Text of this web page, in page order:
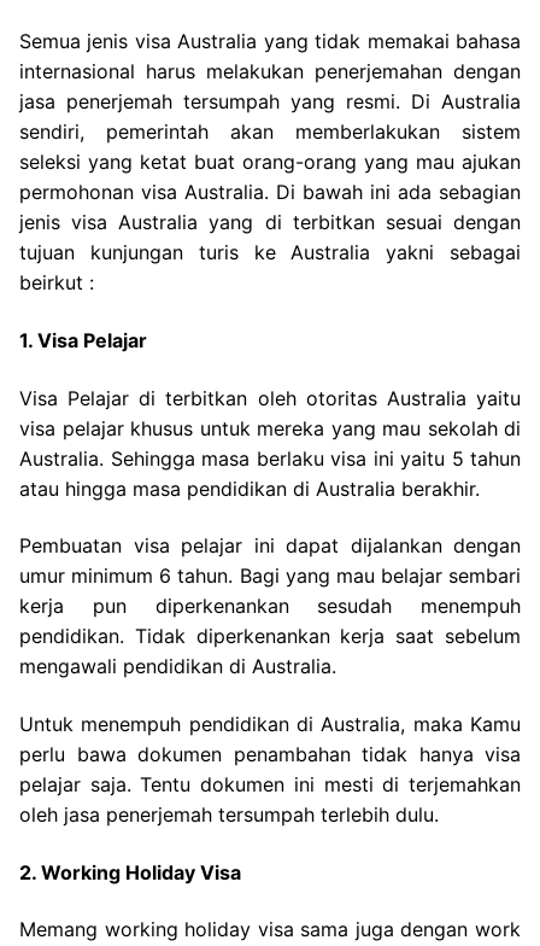
Semua jenis visa Australia yang tidak memakai bahasa
internasional harus melakukan penerjemahan dengan
jasa penerjemah tersumpah yang resmi. Di Australia
sendiri, pemerintah akan memberlakukan sistem
seleksi yang ketat buat orang-orang yang mau ajukan
permohonan visa Australia. Di bawah ini ada sebagian
jenis visa Australia yang di terbitkan sesuai dengan
tujuan kunjungan turis ke Australia yakni sebagai
beirkut :
1. Visa Pelajar
Visa Pelajar di terbitkan oleh otoritas Australia yaitu
visa pelajar khusus untuk mereka yang mau sekolah di
Australia. Sehingga masa berlaku visa ini yaitu 5 tahun
atau hingga masa pendidikan di Australia berakhir.
Pembuatan visa pelajar ini dapat dijalankan dengan
umur minimum 6 tahun. Bagi yang mau belajar sembari
kerja pun diperkenankan sesudah menempuh
pendidikan. Tidak diperkenankan kerja saat sebelum
mengawali pendidikan di Australia.
Untuk menempuh pendidikan di Australia, maka Kamu
perlu bawa dokumen penambahan tidak hanya visa
pelajar saja. Tentu dokumen ini mesti di terjemahkan
oleh jasa penerjemah tersumpah terlebih dulu.
2. Working Holiday Visa
Memang working holiday visa sama juga dengan work